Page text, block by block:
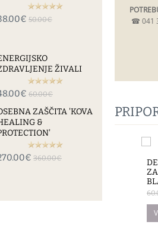
50.00€
ŽIVALI
60.00€
ZAŠČITA 'KOVA
&
360.00€
☎ 041